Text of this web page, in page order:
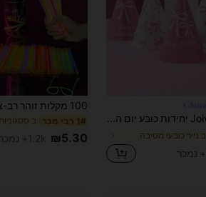
Joivida 6 יחידות כובע יום הולדת ורוד עם פפיון, כובע מסיבה עם קונוס נייר ליום הולדת שמח בדוגמת פפיון, כובע לקישוט מסיבה בנושא פפיון, כובע יום הולדת למסיבת יום הולדת שמח, כיסוי ראש למסיבת חגיגה, כובע לחגיגת מסיבת חתונה, ציוד לקישוט מסיבה, אביזרי צילום למסיבת יום הולדת, קישוט יום הולדת, מתנות יום הולדת, מתנות למסיבה
ב נייר כובעי מסיבה
1# רבי מכר
₪5.30 1.2k+ נמכר